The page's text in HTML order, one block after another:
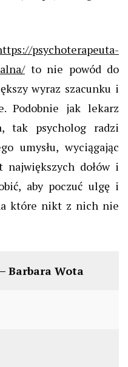
psychoterapeuta-
to nie powód do
wyraz szacunku i
Podobnie jak lekarz
tak psycholog radzi
umysłu, wyciągając
największych dołów i
aby poczuć ulgę i
które nikt z nich nie
– Barbara Wota